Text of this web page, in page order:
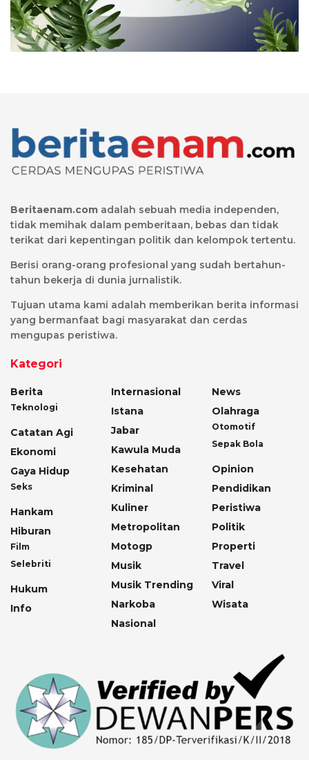
Beritaenam.com adalah sebuah media independen,
tidak memihak dalam pemberitaan, bebas dan tidak
terikat dari kepentingan politik dan kelompok tertentu.
Berisi orang-orang profesional yang sudah bertahun-
tahun bekerja di dunia jurnalistik.
Tujuan utama kami adalah memberikan berita informasi
yang bermanfaat bagi masyarakat dan cerdas
mengupas peristiwa.
Kategori
Berita
Teknologi
Catatan Agi
Ekonomi
Gaya Hidup
Seks
Hankam
Hiburan
Film
Selebriti
Hukum
Info
Internasional
Istana
Jabar
Kawula Muda
Kesehatan
Kriminal
Kuliner
Metropolitan
Motogp
Musik
Musik Trending
Narkoba
Nasional
News
Olahraga
Otomotif
Sepak Bola
Opinion
Pendidikan
Peristiwa
Politik
Properti
Travel
Viral
Wisata